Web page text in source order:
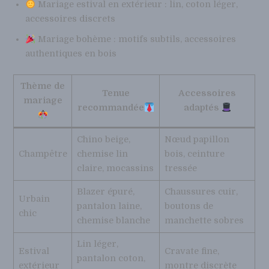
Mariage estival en extérieur : lin, coton léger,
accessoires discrets
Mariage bohème : motifs subtils, accessoires
authentiques en bois
Thème de
mariage
Tenue
recommandée
Accessoires
adaptés
Champêtre
Chino beige,
chemise lin
claire, mocassins
Nœud papillon
bois, ceinture
tressée
Urbain
chic
Blazer épuré,
pantalon laine,
chemise blanche
Chaussures cuir,
boutons de
manchette sobres
Estival
extérieur
Lin léger,
pantalon coton,
Cravate fine,
montre discrète